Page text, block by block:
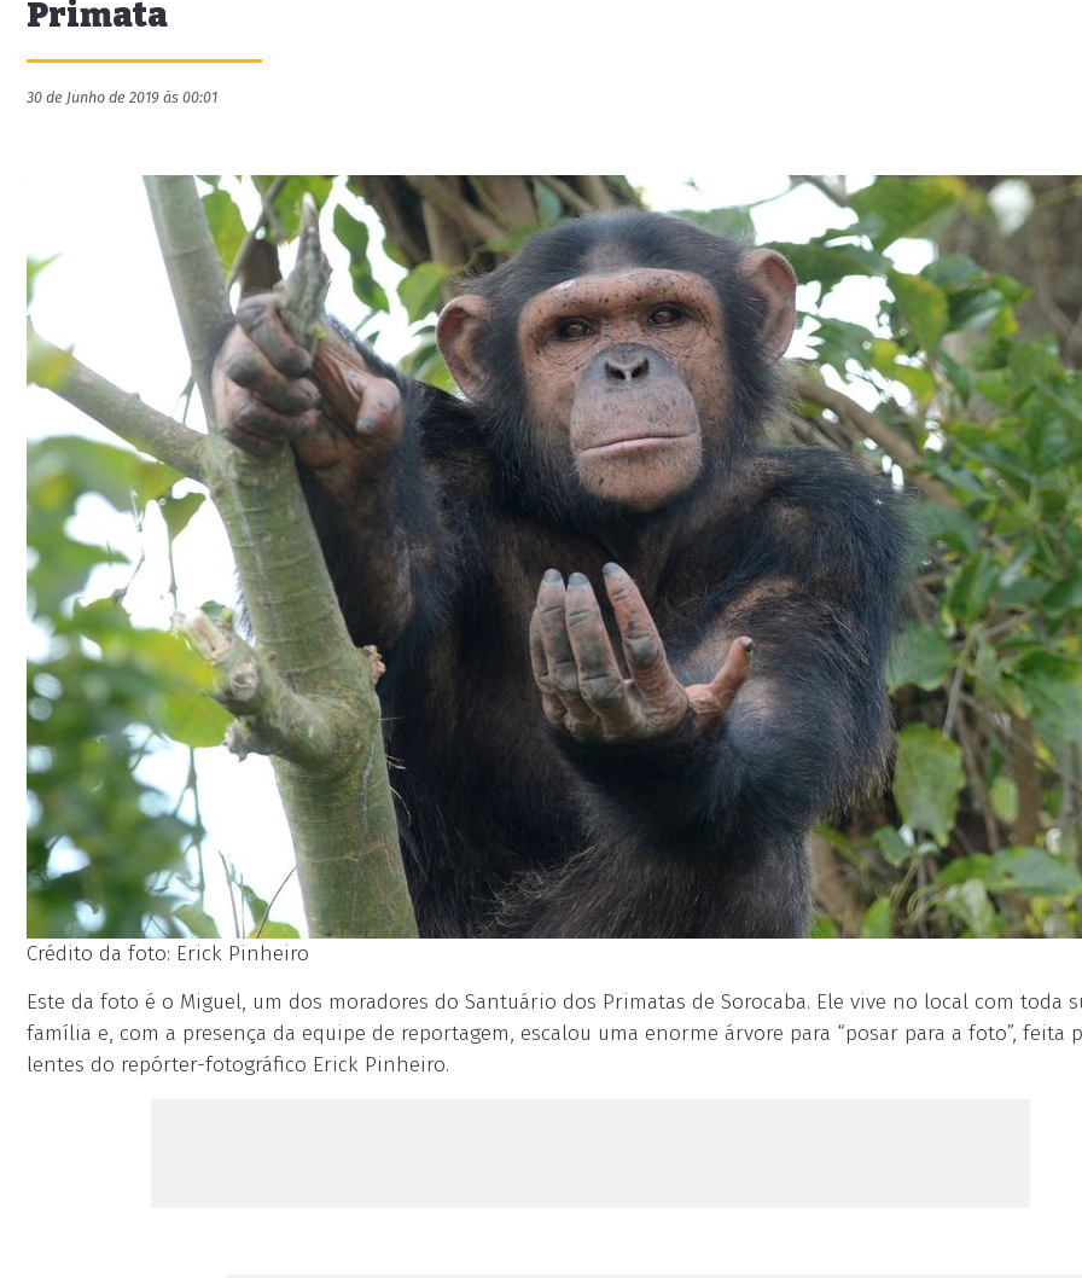
Primata
30 de Junho de 2019 às 00:01
Crédito da foto: Erick Pinheiro
Este da foto é o Miguel, um dos moradores do Santuário dos Primatas de Sorocaba. Ele vive no local com toda
família e, com a presença da equipe de reportagem, escalou uma enorme árvore para “posar para a foto”, feita
lentes do repórter-fotográfico Erick Pinheiro.